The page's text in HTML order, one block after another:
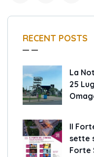
RECENT POSTS
La
25
Il
sette
Forte